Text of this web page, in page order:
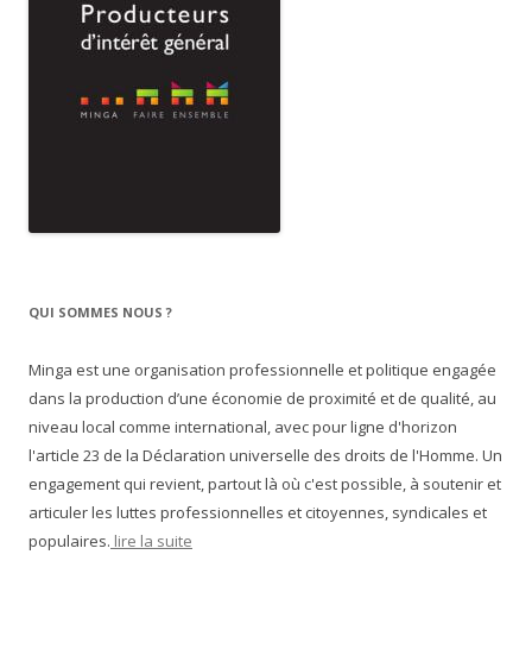
QUI SOMMES NOUS ?
Minga est une organisation professionnelle et politique engagée
dans la production d’une économie de proximité et de qualité, au
niveau local comme international, avec pour ligne d'horizon
l'article 23 de la Déclaration universelle des droits de l'Homme. Un
engagement qui revient, partout là où c'est possible, à soutenir et
articuler les luttes professionnelles et citoyennes, syndicales et
populaires. lire la suite